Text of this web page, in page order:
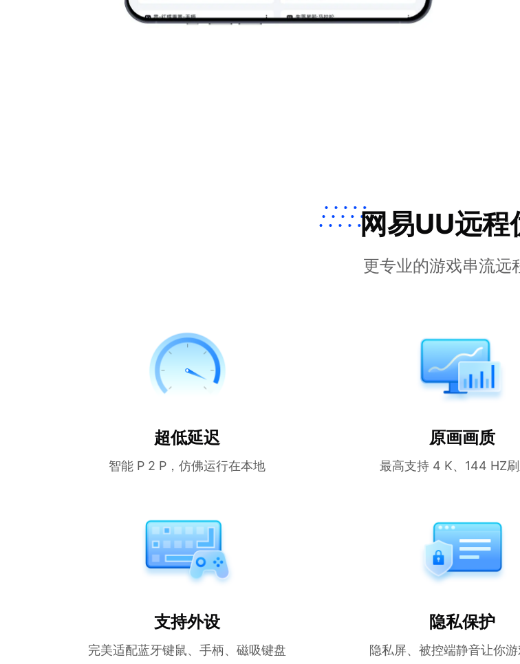
网易UU远程
更专业的游戏串流远
超低延迟
智能 P 2 P，仿佛运行在本地
原画画质
最高支持 4 K、144 HZ
支持外设
完美适配蓝牙键鼠、手柄、磁吸键盘
隐私保护
隐私屏、被控端静音让你